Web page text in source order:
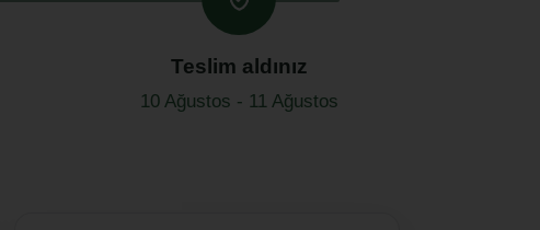
Teslim aldınız
10 Ağustos - 11 Ağustos